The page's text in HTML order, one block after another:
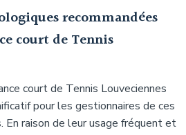
recommandées
court de Tennis
court de Tennis Louveciennes
pour les gestionnaires de ces
raison de leur usage fréquent et